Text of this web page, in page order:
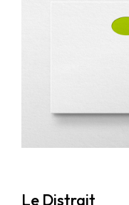
Le Distrait